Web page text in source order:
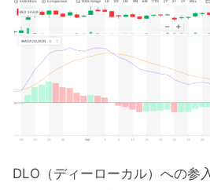
DLO（ディーローカル）への参